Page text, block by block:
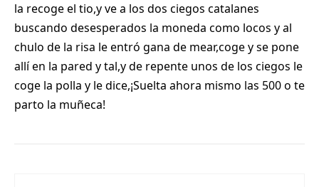
la recoge el tio,y ve a los dos ciegos catalanes
buscando desesperados la moneda como locos y al
chulo de la risa le entró gana de mear,coge y se pone
allí en la pared y tal,y de repente unos de los ciegos le
coge la polla y le dice,¡Suelta ahora mismo las 500 o te
parto la muñeca!